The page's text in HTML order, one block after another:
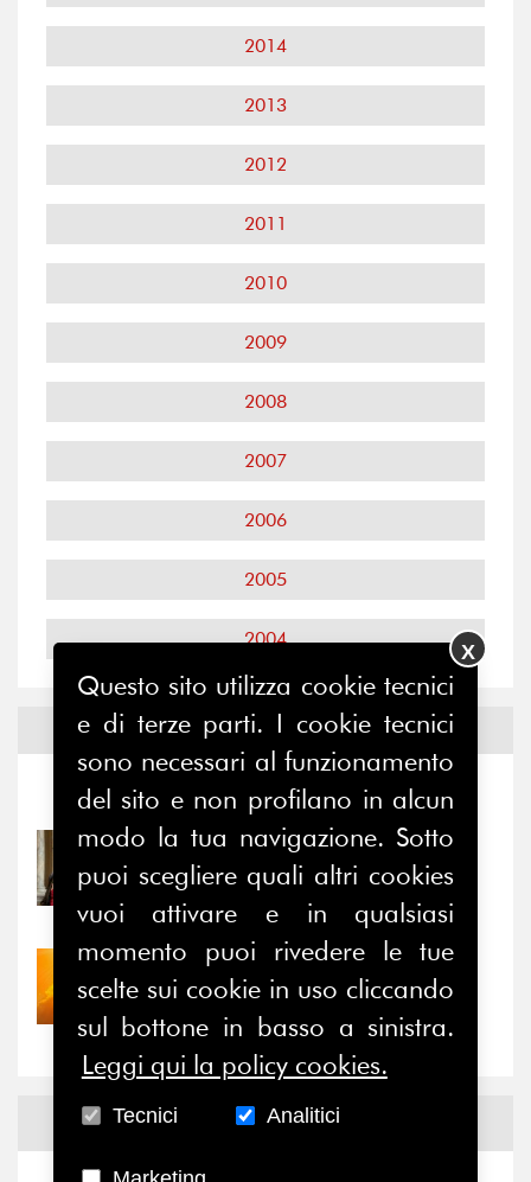
2014
2013
2012
2011
2010
2009
2008
2007
2006
2005
2004
Notizie ed Eventi
Notizie-Eventi
31/07/2026
Prima della pausa estiva,
il valore di...
30/07/2026
Nove anni dopo la
“grande cecità”: la...
NewsFacebook
Questo sito utilizza cookie tecnici
e di terze parti. I cookie tecnici
sono necessari al funzionamento
del sito e non profilano in alcun
modo la tua navigazione. Sotto
puoi scegliere quali altri cookies
vuoi attivare e in qualsiasi
momento puoi rivedere le tue
scelte sui cookie in uso cliccando
sul bottone in basso a sinistra.
Leggi qui la policy cookies.
Tecnici Analitici
X